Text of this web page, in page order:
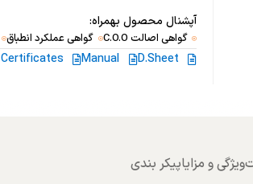
آپشنال محصول بهمراه:
گواهی اصالت C.O.O گواهی عملکرد انطباق
D.Sheet
Manual
Certificates
ویژگی و مزایاپیکر بندی